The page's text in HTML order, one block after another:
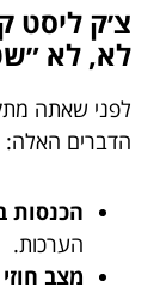
צ׳ק ליסט
לא, לא
לפני שאתה
הדברים האלה:
הכנסות
הערכות.
מצב